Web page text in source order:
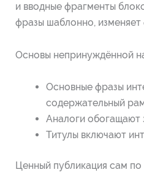
и вводные фрагменты
фразы шаблонно,
Основы непринуждённой
Основные фразы
содержательный
Аналоги обогащают
Титулы включают
Ценный публикация сам